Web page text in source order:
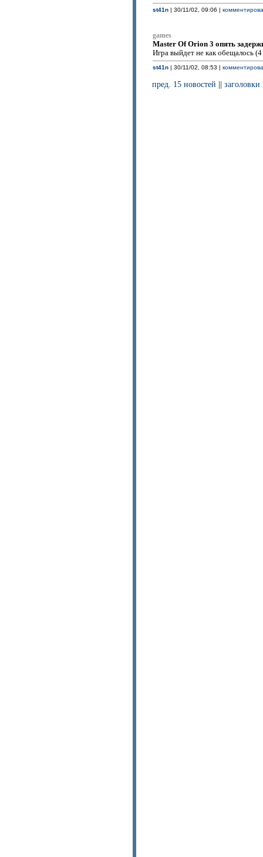
st41n| 30/11/02, 09:06 |
games
Master Of Orion 3 опять
Игра выйдет не как обещалось (4
st41n| 30/11/02, 08:53 |
пред. 15 новостей ||заголовки